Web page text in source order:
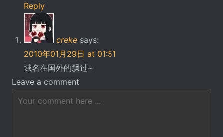
Reply
creke says:
2010年01月29日 at 01:51
域名在国外的飘过~
Leave a comment